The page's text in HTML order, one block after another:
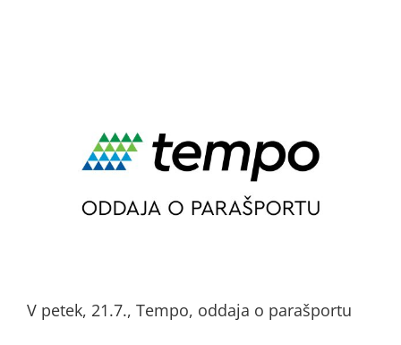
V petek, 21.7., Tempo, oddaja o parašportu